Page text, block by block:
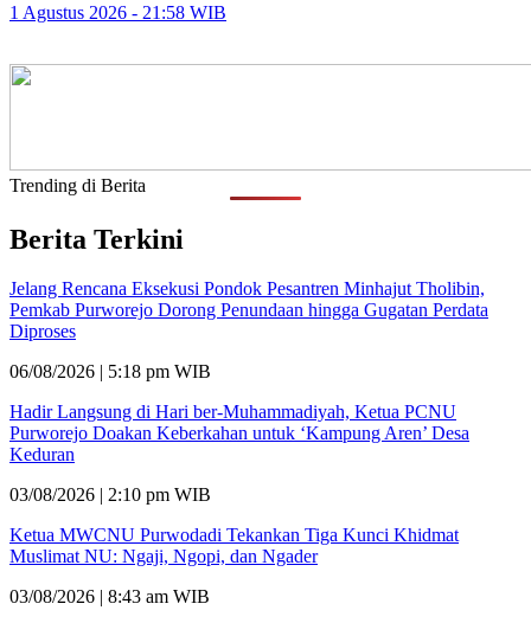
1 Agustus 2026 - 21:58 WIB
Trending di Berita
Berita Terkini
Jelang Rencana Eksekusi Pondok Pesantren Minhajut Tholibin,
Pemkab Purworejo Dorong Penundaan hingga Gugatan Perdata
Diproses
06/08/2026 | 5:18 pm WIB
Hadir Langsung di Hari ber-Muhammadiyah, Ketua PCNU
Purworejo Doakan Keberkahan untuk ‘Kampung Aren’ Desa
Keduran
03/08/2026 | 2:10 pm WIB
Ketua MWCNU Purwodadi Tekankan Tiga Kunci Khidmat
Muslimat NU: Ngaji, Ngopi, dan Ngader
03/08/2026 | 8:43 am WIB